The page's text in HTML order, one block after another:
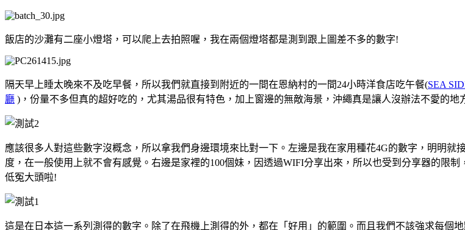
飯店的沙灘有二座小燈塔，可以爬上去拍照喔，我在兩個燈塔都是測到跟上圖差不多的數字!
隔天早上睡太晚來不及吃早餐，所以我們就直接到附近的一間在恩納村的一間24小時洋食店吃午餐(SEA
廳 )，份量不多但真的超好吃的，尤其湯品很有特色，加上窗邊的無敵海景，沖繩真是讓人沒辦法不愛的
應該很多人對這些數字沒概念，所以拿我們身邊環境來比對一下。左邊是我在家用種花4G的數字，明明
度，在一般使用上就不會有感覺。右邊是家裡的100個妹，因透過WIFI分享出來，所以也受到分享器的限
低冤大頭啦!
這是在日本這一系列測得的數字。除了在飛機上測得的外，都在「好用」的範圍。而且我們不該強求每個